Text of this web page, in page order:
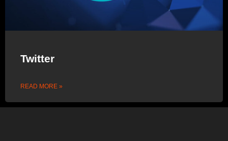
Twitter
READ MORE »